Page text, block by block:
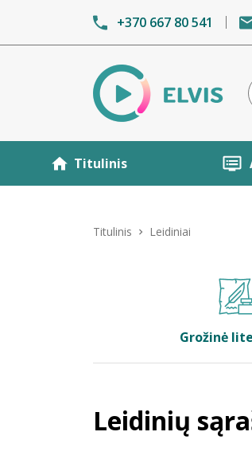
+370 667 80 541
Titulinis
Titulinis Leidiniai
Grožinė
Leidinių